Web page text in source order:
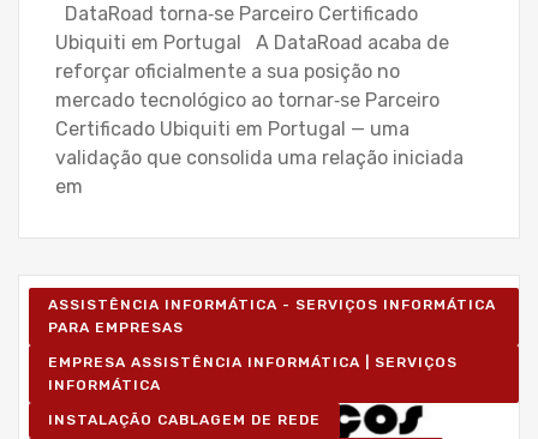
DataRoad torna‑se Parceiro Certificado
Ubiquiti em Portugal A DataRoad acaba de
reforçar oficialmente a sua posição no
mercado tecnológico ao tornar‑se Parceiro
Certificado Ubiquiti em Portugal — uma
validação que consolida uma relação iniciada
em
ASSISTÊNCIA INFORMÁTICA - SERVIÇOS INFORMÁTICA
PARA EMPRESAS
EMPRESA ASSISTÊNCIA INFORMÁTICA | SERVIÇOS
INFORMÁTICA
INSTALAÇÃO CABLAGEM DE REDE